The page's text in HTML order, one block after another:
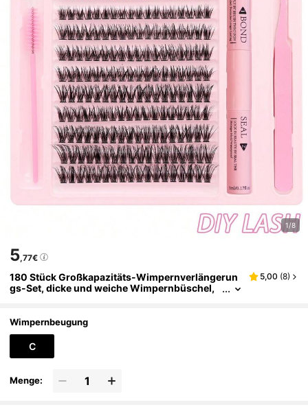
1/8
5,77€
180 Stück Großkapazitäts-Wimpernverlängerun
gs-Set, dicke und weiche Wimpernbüschel,
chige C-Roll-Locken 10-16mm gemischte Wimpe
rnbüschel, natürliche und realistische künstliche
Wimpern
5,00 (8)
Wimpernbeugung
C
Menge: